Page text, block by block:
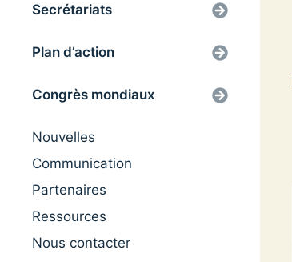
Secrétariats
Plan d’action
Congrès mondiaux
Nouvelles
Communication
Partenaires
Ressources
Nous contacter